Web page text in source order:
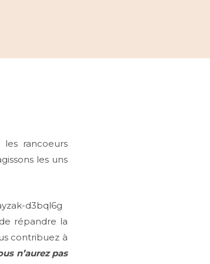
rancoeurs
les uns
répandre la
contribuez à
n’aurez pas